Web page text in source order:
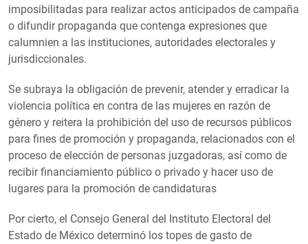
imposibilitadas para realizar actos anticipados de campaña
o difundir propaganda que contenga expresiones que
calumnien a las instituciones, autoridades electorales y
jurisdiccionales.
Se subraya la obligación de prevenir, atender y erradicar la
violencia política en contra de las mujeres en razón de
género y reitera la prohibición del uso de recursos públicos
para fines de promoción y propaganda, relacionados con el
proceso de elección de personas juzgadoras, así como de
recibir financiamiento público o privado y hacer uso de
lugares para la promoción de candidaturas
Por cierto, el Consejo General del Instituto Electoral del
Estado de México determinó los topes de gasto de